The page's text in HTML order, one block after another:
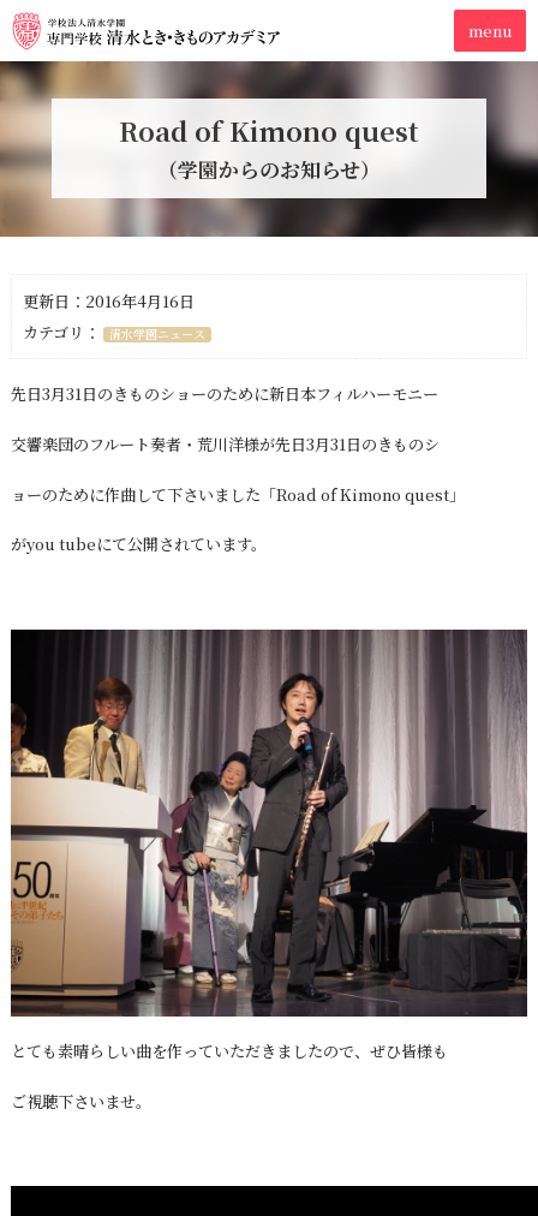
Road of Kimono quest
（学園からのお知らせ）
更新日：2016年4月16日
カテゴリ：
清水学園ニュース
先日3月31日のきものショーのために新日本フィルハーモニー
交響楽団のフルート奏者・荒川洋様が先日3月31日のきものシ
ョーのために作曲して下さいました「Road of Kimono quest」
がyou tubeにて公開されています。
とても素晴らしい曲を作っていただきましたので、ぜひ皆様も
ご視聴下さいませ。